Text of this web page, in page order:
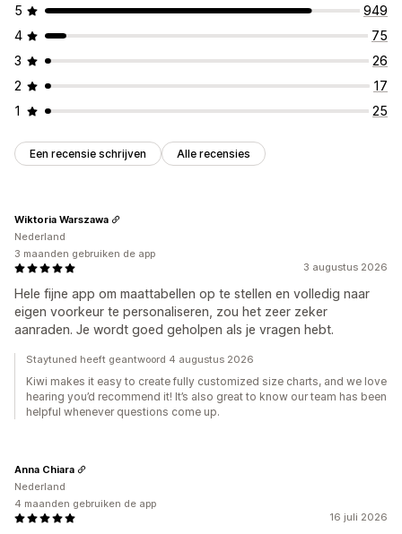
5
949
4
75
3
26
2
17
1
25
Een recensie schrijven Alle recensies
3 augustus 2026
Hele fijne app om maattabellen op te stellen en volledig naar
eigen voorkeur te personaliseren, zou het zeer zeker
aanraden. Je wordt goed geholpen als je vragen hebt.
Wiktoria Warszawa
Nederland
3 maanden gebruiken de app
Staytuned heeft geantwoord 4 augustus 2026
Kiwi makes it easy to create fully customized size charts, and we love
hearing you’d recommend it! It’s also great to know our team has been
helpful whenever questions come up.
16 juli 2026
Anna Chiara
Nederland
4 maanden gebruiken de app